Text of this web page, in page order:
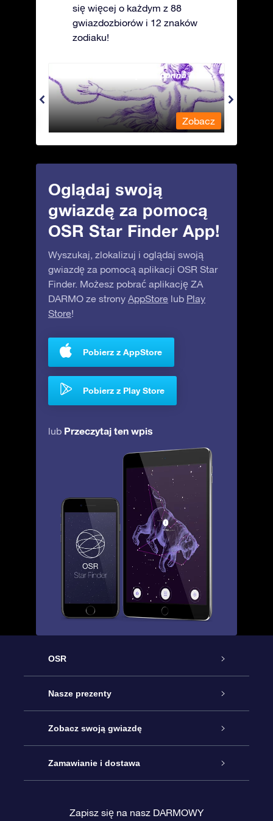
się więcej o każdym z 88
gwiazdozbiorów i 12 znaków
zodiaku!
Andromeda - Związana panna
Zobacz
Oglądaj swoją
gwiazdę za pomocą
OSR Star Finder App!
Wyszukaj, zlokalizuj i oglądaj swoją
gwiazdę za pomocą aplikacji OSR Star
Finder. Możesz pobrać aplikację ZA
DARMO ze strony AppStore lub Play
Store!
Pobierz z AppStore
Pobierz z Play Store
lub Przeczytaj ten wpis
OSR
Obsługa
Kontakt
Blog
Nasze prezenty
Podarunek Gwiazda Online
Pakiet Podarunkowy OSR
Zobacz swoją gwiazdę
Rejestr Gwiazd
Zamawianie i dostawa
Zapisz się na nasz DARMOWY